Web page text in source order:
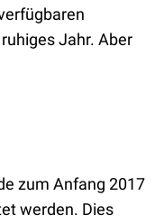
Jahr. Aber
zum Anfang 2017
werden. Dies